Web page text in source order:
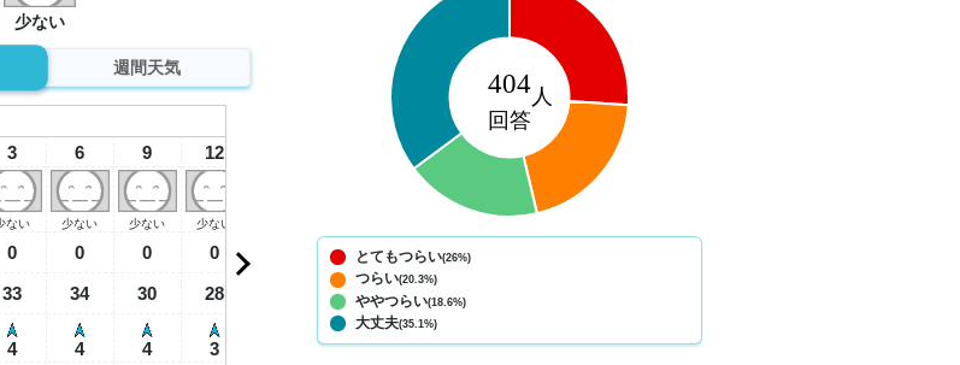
少ない
週間天気
3
ない
0
33
4
6
少ない
0
34
4
9
少ない
0
30
4
12
少ない
0
28
3
0
26
1
21
0
26
1
0
1
3
2
6
3 3
とてもつらい(26%)
つらい(20.3%)
ややつらい(18.6%)
大丈夫(35.1%)